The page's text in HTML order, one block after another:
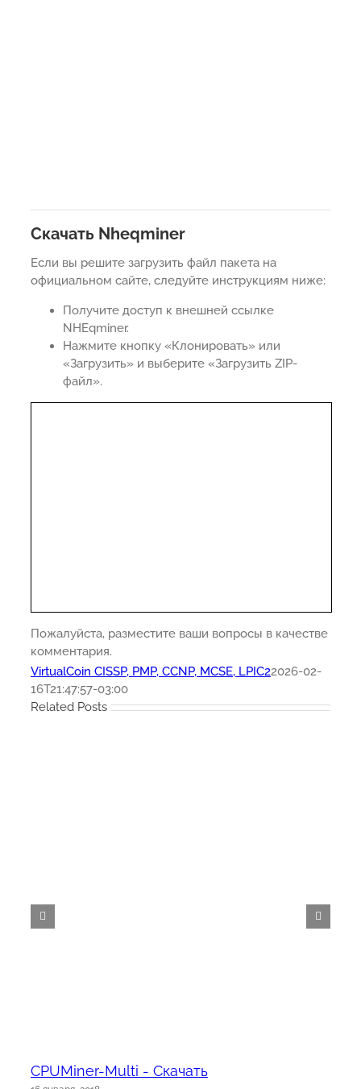
Скачать Nheqminer
Если вы решите загрузить файл пакета на
официальном сайте, следуйте инструкциям ниже:
Получите доступ к внешней ссылке
NHEqminer.
Нажмите кнопку «Клонировать» или
«Загрузить» и выберите «Загрузить ZIP-
файл».
Пожалуйста, разместите ваши вопросы в качестве
комментария.
VirtualCoin CISSP, PMP, CCNP, MCSE, LPIC22026-02-
16T21:47:57-03:00
Related Posts
CPUMiner-Multi - Скачать